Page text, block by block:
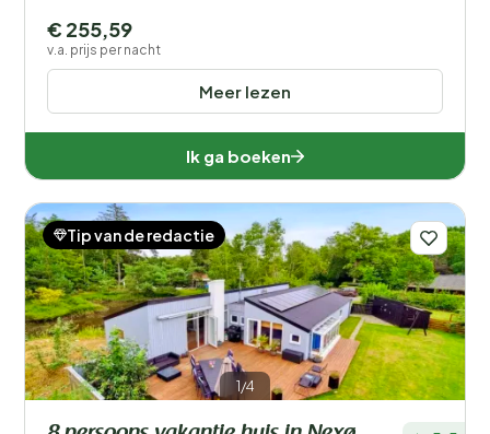
Meer lezen
€ 255,59
v.a. prijs per nacht
Ik ga boeken
1/4
Tip van de redactie